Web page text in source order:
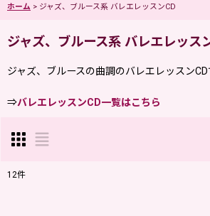
ホーム > ジャズ、ブルース系 バレエレッスンCD
ジャズ、ブルース系 バレエレッス
ジャズ、ブルースの曲調のバレエレッスンCD
⇒バレエレッスンCD一覧はこちら
12件